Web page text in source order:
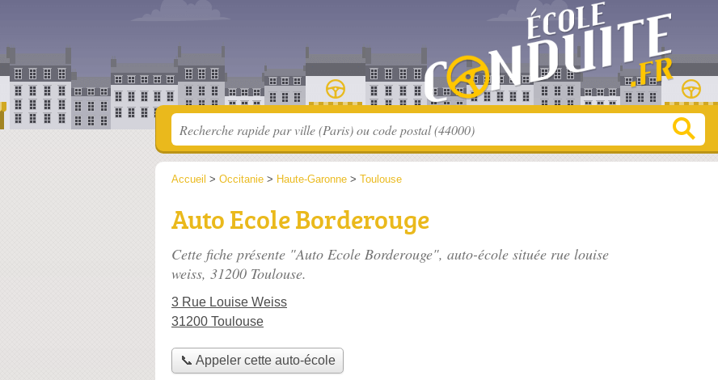
Accueil > Occitanie > Haute-Garonne > Toulouse
Auto Ecole Borderouge
Cette fiche présente "Auto Ecole Borderouge", auto-école située rue louise
weiss, 31200 Toulouse.
3 Rue Louise Weiss
31200 Toulouse
📞 Appeler cette auto-école